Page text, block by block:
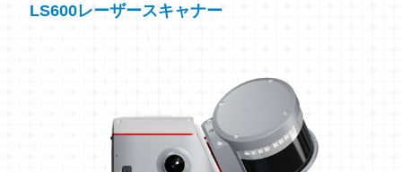
LS600レーザースキャナー